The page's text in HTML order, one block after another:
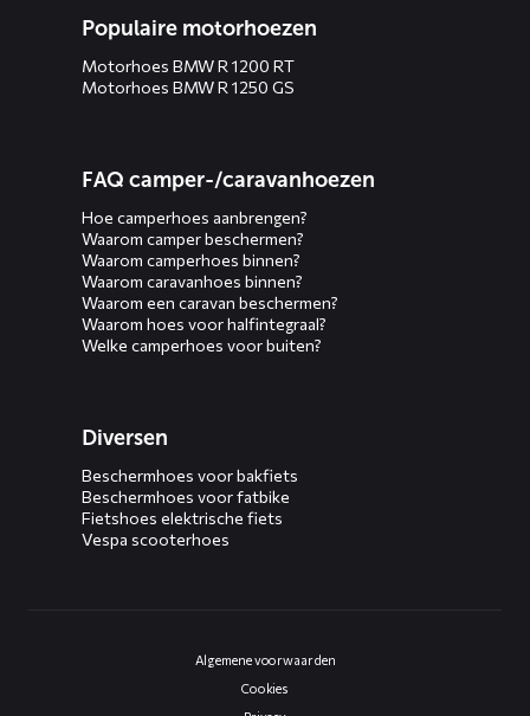
Populaire motorhoezen
Motorhoes BMW R 1200 RT
Motorhoes BMW R 1250 GS
FAQ camper-/caravanhoezen
Hoe camperhoes aanbrengen?
Waarom camper beschermen?
Waarom camperhoes binnen?
Waarom caravanhoes binnen?
Waarom een caravan beschermen?
Waarom hoes voor halfintegraal?
Welke camperhoes voor buiten?
Diversen
Beschermhoes voor bakfiets
Beschermhoes voor fatbike
Fietshoes elektrische fiets
Vespa scooterhoes
Algemene voorwaarden
Cookies